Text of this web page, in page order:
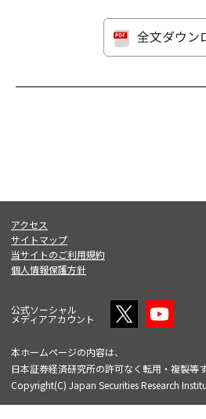
全文ダウン
アクセス
サイトマップ
当サイトのご利用規約
個人情報保護方針
公式ソーシャル
メディアアカウント
本ホームページの内容は、
日本証券経済研究所の許可なく転用・複製等
Copyright(C) Japan Securities Research